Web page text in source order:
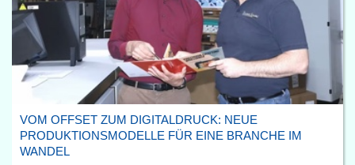
VOM OFFSET ZUM DIGITALDRUCK: NEUE
PRODUKTIONSMODELLE FÜR EINE BRANCHE IM
WANDEL